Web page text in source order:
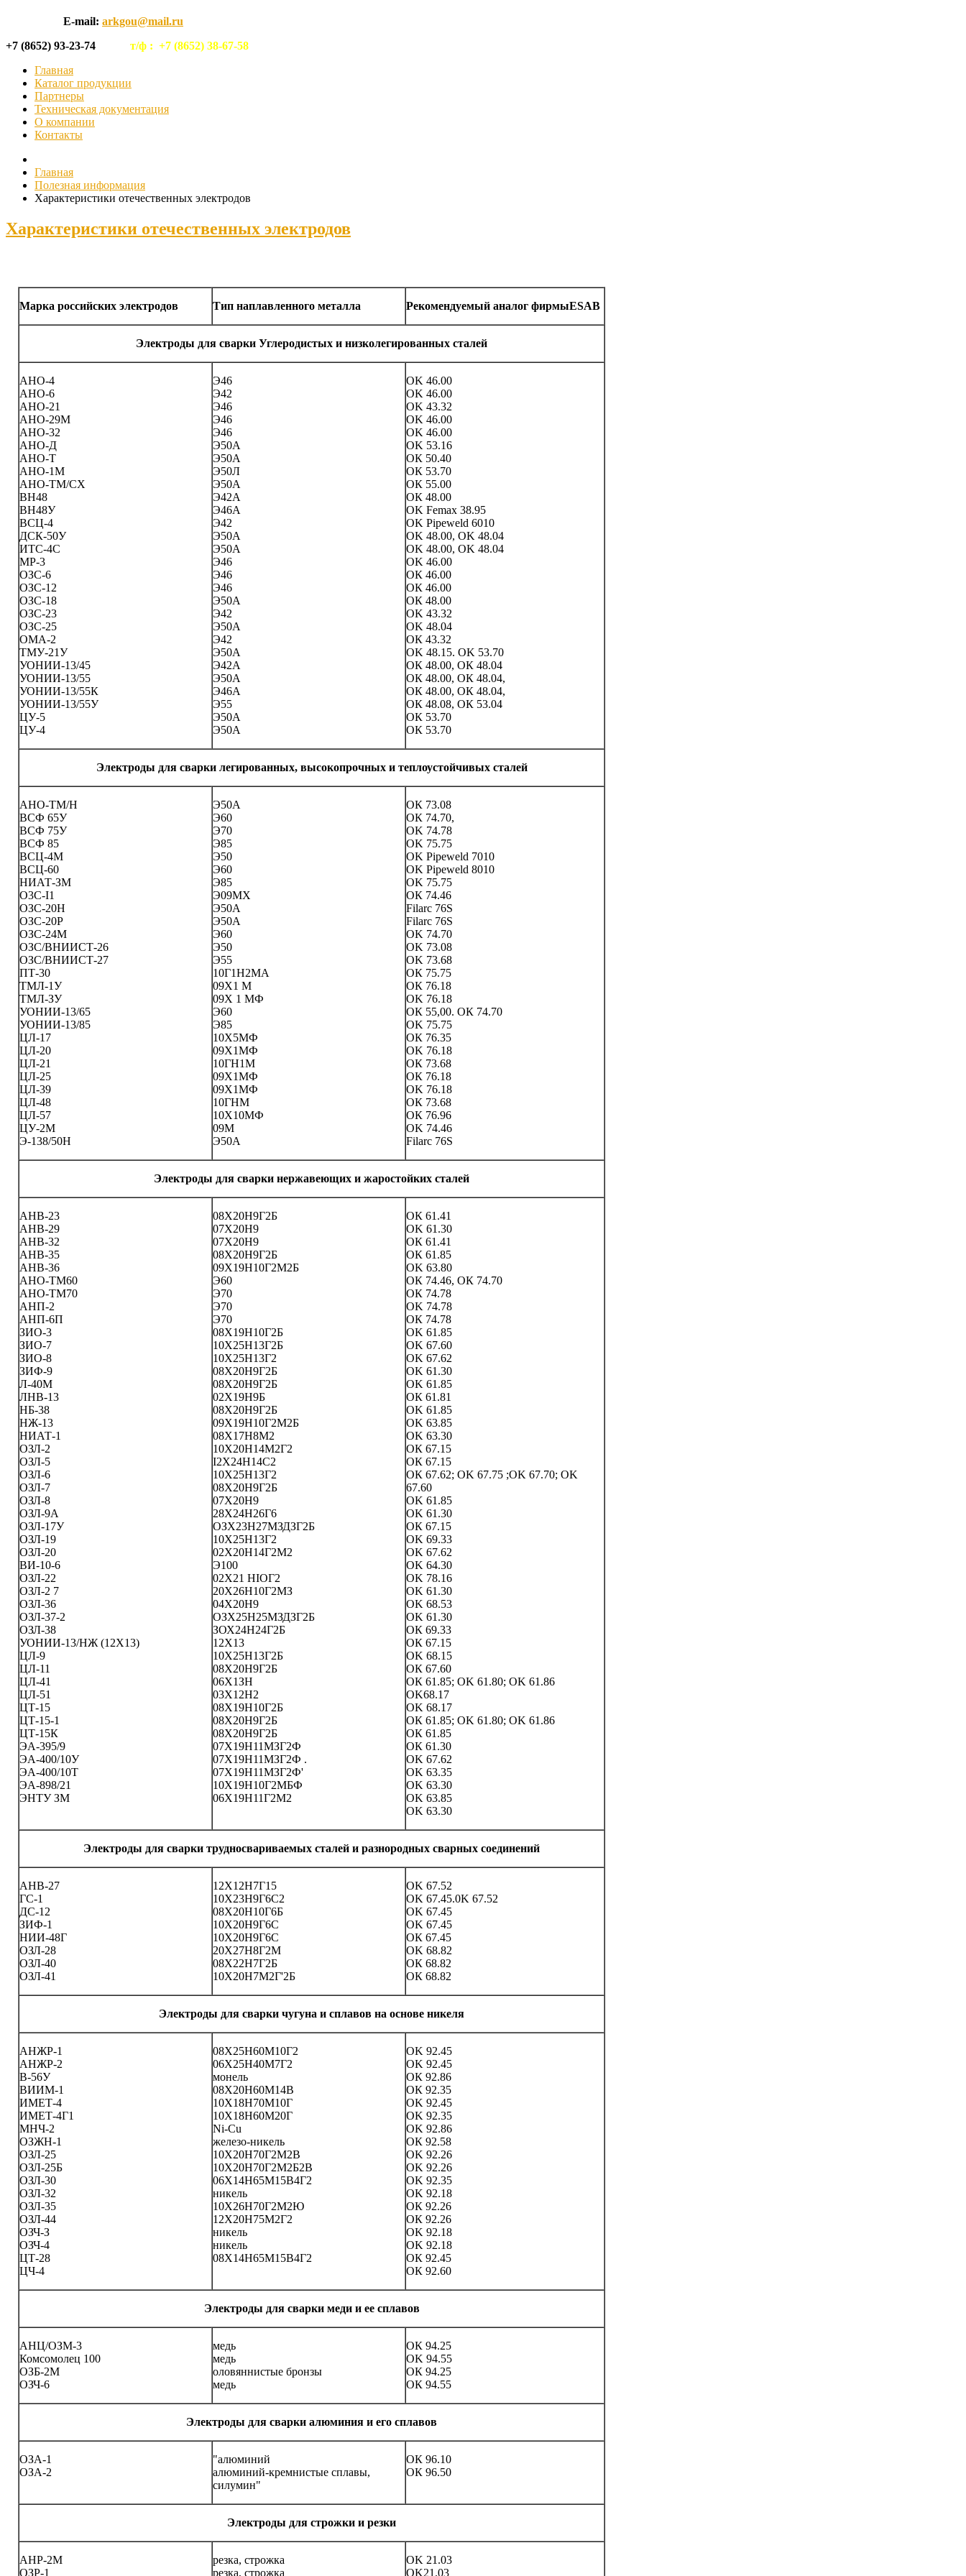
E-mail: arkgou@mail.ru
+7 (8652) 93-23-74 т/ф : +7 (8652) 38-67-58
Главная
Каталог продукции
Партнеры
Техническая документация
О компании
Контакты
Главная
Полезная информация
Характеристики отечественных электродов
Характеристики отечественных электродов
Марка российских электродов Тип наплавленного металла Рекомендуемый аналог фирмыESAB
Электроды для сварки Углеродистых и низколегированных сталей
АНО-4
АНО-6
АНО-21
АНО-29М
АНО-32
АНО-Д
АНО-Т
АНО-1М
АНО-ТМ/СХ
ВН48
ВН48У
ВСЦ-4
ДСК-50У
ИТС-4С
МР-3
ОЗС-6
ОЗС-12
ОЗС-18
ОЗС-23
ОЗС-25
ОМА-2
ТМУ-21У
УОНИИ-13/45
УОНИИ-13/55
УОНИИ-13/55К
УОНИИ-13/55У
ЦУ-5
ЦУ-4
Э46
Э42
Э46
Э46
Э46
Э50А
Э50А
Э50Л
Э50А
Э42А
Э46А
Э42
Э50А
Э50А
Э46
Э46
Э46
Э50А
Э42
Э50А
Э42
Э50А
Э42А
Э50А
Э46А
Э55
Э50А
Э50А
OK 46.00
OK 46.00
OK 43.32
OK 46.00
OK 46.00
OK 53.16
ОК 50.40
ОК 53.70
ОК 55.00
ОК 48.00
OK Femax 38.95
OK Pipeweld 6010
OK 48.00, OK 48.04
OK 48.00, OK 48.04
OK 46.00
ОК 46.00
ОК 46.00
ОК 48.00
OK 43.32
OK 48.04
ОК 43.32
OK 48.15. OK 53.70
ОК 48.00, ОК 48.04
ОК 48.00, ОК 48.04,
ОК 48.00, ОК 48.04,
ОК 48.08, ОК 53.04
ОК 53.70
ОК 53.70
Электроды для сварки легированных, высокопрочных и теплоустойчивых сталей
АНО-ТМ/Н
ВСФ 65У
ВСФ 75У
ВСФ 85
ВСЦ-4М
ВСЦ-60
НИАТ-ЗМ
О3C-I1
ОЗС-20Н
ОЗС-20Р
ОЗС-24М
ОЗС/ВНИИСТ-26
ОЗС/ВНИИСТ-27
ПТ-30
ТМЛ-1У
ТМЛ-ЗУ
УОНИИ-13/65
УОНИИ-13/85
ЦЛ-17
ЦЛ-20
ЦЛ-21
ЦЛ-25
ЦЛ-39
ЦЛ-48
ЦЛ-57
ЦУ-2М
Э-138/50Н
Э50А
Э60
Э70
Э85
Э50
Э60
Э85
Э09МХ
Э50А
Э50А
Э60
Э50
Э55
10Г1Н2МА
09Х1 М
09Х 1 МФ
Э60
Э85
10Х5МФ
09Х1МФ
10ГН1М
09Х1МФ
09Х1МФ
10ГНМ
10Х10МФ
09М
Э50А
ОК 73.08
ОК 74.70,
OK 74.78
OK 75.75
OK Pipeweld 7010
OK Pipeweld 8010
OK 75.75
ОК 74.46
Filarc 76S
Filarc 76S
OK 74.70
OK 73.08
OK 73.68
ОК 75.75
ОК 76.18
OK 76.18
ОК 55,00. ОК 74.70
OK 75.75
ОК 76.35
OK 76.18
ОК 73.68
ОК 76.18
OK 76.18
ОК 73.68
ОК 76.96
OK 74.46
Filarc 76S
Электроды для сварки нержавеющих и жаростойких сталей
АНВ-23
АНВ-29
АНВ-32
AНB-35
АНВ-36
АНО-ТМ60
АНО-ТМ70
АНП-2
АНП-6П
ЗИО-3
ЗИО-7
ЗИО-8
ЗИФ-9
Л-40М
ЛНВ-13
НБ-38
НЖ-13
НИАТ-1
ОЗЛ-2
ОЗЛ-5
ОЗЛ-6
ОЗЛ-7
ОЗЛ-8
ОЗЛ-9А
ОЗЛ-17У
ОЗЛ-19
ОЗЛ-20
ВИ-10-6
ОЗЛ-22
ОЗЛ-2 7
ОЗЛ-36
ОЗЛ-37-2
ОЗЛ-38
УОНИИ-13/НЖ (12Х13)
ЦЛ-9
ЦЛ-11
ЦЛ-41
ЦЛ-51
ЦТ-15
ЦТ-15-1
ЦТ-15К
ЭА-395/9
ЭА-400/10У
ЭА-400/10Т
ЭА-898/21
ЭНТУ ЗМ
08Х20Н9Г2Б
07Х20Н9
07Х20Н9
08Х20Н9Г2Б
09Х19Н10Г2М2Б
Э60
Э70
Э70
Э70
08Х19Н10Г2Б
10Х25Н13Г2Б
10Х25Н13Г2
08Х20Н9Г2Б
08Х20Н9Г2Б
02Х19Н9Б
08Х20Н9Г2Б
09Х19Н10Г2М2Б
08Х17Н8М2
10Х20Н14М2Г2
I2X24H14C2
10Х25Н13Г2
08Х20Н9Г2Б
07Х20Н9
28Х24Н26Г6
ОЗХ23Н27МЗДЗГ2Б
10Х25Н13Г2
02Х20Н14Г2М2
Э100
02Х21 HIОГ2
20Х26Н10Г2МЗ
04Х20Н9
ОЗХ25Н25МЗДЗГ2Б
ЗОХ24Н24Г2Б
12Х13
10Х25Н13Г2Б
08Х20Н9Г2Б
06Х1ЗН
03Х12Н2
08Х19Н10Г2Б
08Х20Н9Г2Б
08Х20Н9Г2Б
07Х19Н11МЗГ2Ф
07Х19Н11МЗГ2Ф .
07Х19Н11МЗГ2Ф'
10Х19Н10Г2МБФ
06Х19Н11Г2М2
ОК 61.41
OK 61.30
ОК 61.41
ОК 61.85
OK 63.80
ОК 74.46, ОК 74.70
ОК 74.78
ОK 74.78
ОК 74.78
OK 61.85
OK 67.60
OK 67.62
OK 61.30
OK 61.85
ОК 61.81
OK 61.85
OK 63.85
OK 63.30
ОК 67.15
ОК 67.15
ОК 67.62; OK 67.75 ;OK 67.70; OK
67.60
OK 61.85
OK 61.30
ОК 67.15
OK 69.33
OK 67.62
OK 64.30
OK 78.16
OK 61.30
OK 68.53
OK 61.30
ОК 69.33
ОК 67.15
OK 68.15
ОК 67.60
ОК 61.85; OK 61.80; OK 61.86
OK68.17
OK 68.17
ОК 61.85; OK 61.80; OK 61.86
ОК 61.85
ОК 61.30
OK 67.62
OK 63.35
OK 63.30
OK 63.85
OK 63.30
Электроды для сварки трудносвариваемых сталей и разнородных сварных соединений
АНВ-27
ГС-1
ДС-12
ЗИФ-1
НИИ-48Г
ОЗЛ-28
ОЗЛ-40
ОЗЛ-41
12Х12Н7Г15
10Х23Н9Г6С2
08Х20Н10Г6Б
10Х20Н9Г6С
10Х20Н9Г6С
20Х27Н8Г2М
08Х22Н7Г2Б
10Х20Н7М2Г'2Б
OK 67.52
OK 67.45.0K 67.52
OK 67.45
OK 67.45
ОК 67.45
OK 68.82
ОК 68.82
ОК 68.82
Электроды для сварки чугуна и сплавов на основе никеля
АНЖР-1
АНЖР-2
В-56У
ВИИМ-1
ИМЕТ-4
ИМЕТ-4Г1
МНЧ-2
ОЗЖН-1
ОЗЛ-25
ОЗЛ-25Б
ОЗЛ-30
ОЗЛ-32
ОЗЛ-35
ОЗЛ-44
ОЗЧ-З
ОЗЧ-4
ЦТ-28
ЦЧ-4
08Х25Н60М10Г2
06Х25Н40М7Г2
монель
08Х20Н60М14В
10Х18Н70М10Г
10Х18Н60М20Г
Ni-Cu
железо-никель
10Х20Н70Г2М2В
10Х20Н70Г2М2Б2В
06Х14Н65М15В4Г2
никель
10Х26Н70Г2М2Ю
12Х20Н75М2Г2
никель
никель
08Х14Н65М15В4Г2
OK 92.45
OK 92.45
ОК 92.86
ОК 92.35
OK 92.45
OK 92.35
OK 92.86
ОК 92.58
OK 92.26
OK 92.26
OK 92.35
OK 92.18
ОК 92.26
ОК 92.26
OK 92.18
OK 92.18
ОК 92.45
ОК 92.60
Электроды для сварки меди и ее сплавов
АНЦ/ОЗМ-3
Комсомолец 100
ОЗБ-2М
ОЗЧ-6
медь
медь
оловяннистые бронзы
медь
ОК 94.25
OK 94.55
ОК 94.25
ОК 94.55
Электроды для сварки алюминия и его сплавов
ОЗА-1
ОЗА-2
"алюминий
алюминий-кремнистые сплавы,
силумин"
ОК 96.10
ОК 96.50
Электроды для строжки и резки
АНР-2М
ОЗР-1
резка, строжка
резка, строжка
OK 21.03
OK21.03